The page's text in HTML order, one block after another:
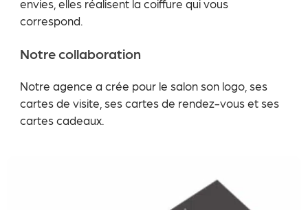
envies, elles réalisent la coiffure qui vous
correspond.
Notre collaboration
Notre agence a crée pour le salon son logo, ses
cartes de visite, ses cartes de rendez-vous et ses
cartes cadeaux.